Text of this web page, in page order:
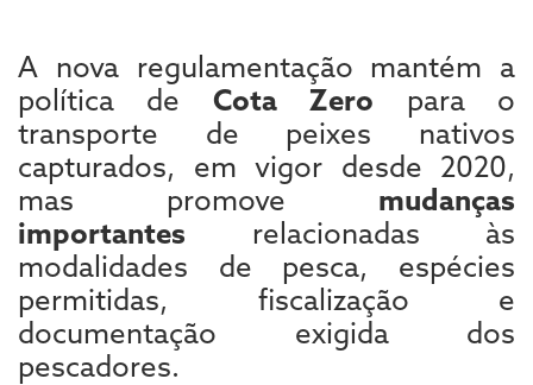
A nova regulamentação mantém a
política de Cota Zero para o
transporte de peixes nativos
capturados, em vigor desde 2020,
mas promove mudanças
importantes relacionadas às
modalidades de pesca, espécies
permitidas, fiscalização e
documentação exigida dos
pescadores.